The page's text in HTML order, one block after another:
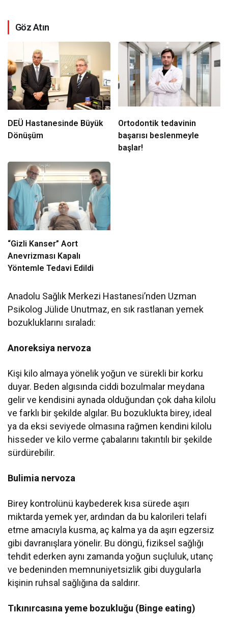
Göz Atın
DEÜ Hastanesinde Büyük
Dönüşüm
Ortodontik tedavinin
başarısı beslenmeyle
başlar!
“Gizli Kanser” Aort
Anevrizması Kapalı
Yöntemle Tedavi Edildi
Anadolu Sağlık Merkezi Hastanesi’nden Uzman
Psikolog Jülide Unutmaz, en sık rastlanan yemek
bozukluklarını sıraladı:
Anoreksiya nervoza
Kişi kilo almaya yönelik yoğun ve sürekli bir korku
duyar. Beden algısında ciddi bozulmalar meydana
gelir ve kendisini aynada olduğundan çok daha kilolu
ve farklı bir şekilde algılar. Bu bozuklukta birey, ideal
ya da eksi seviyede olmasına rağmen kendini kilolu
hisseder ve kilo verme çabalarını takıntılı bir şekilde
sürdürebilir.
Bulimia nervoza
Birey kontrolünü kaybederek kısa sürede aşırı
miktarda yemek yer, ardından da bu kalorileri telafi
etme amacıyla kusma, aç kalma ya da aşırı egzersiz
gibi davranışlara yönelir. Bu döngü, fiziksel sağlığı
tehdit ederken aynı zamanda yoğun suçluluk, utanç
ve bedeninden memnuniyetsizlik gibi duygularla
kişinin ruhsal sağlığına da saldırır.
Tıkınırcasına yeme bozukluğu (Binge eating)